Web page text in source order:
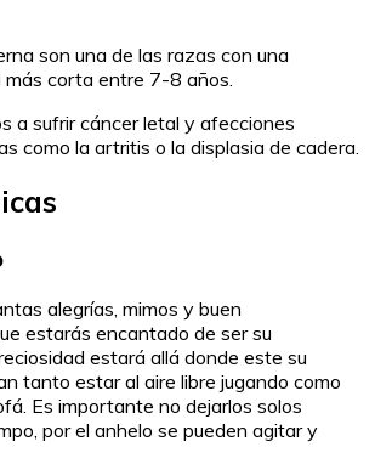
son una de las razas con una
corta entre 7-8 años.
a sufrir cáncer letal y afecciones
como la artritis o la displasia de cadera.
alegrías, mimos y buen
estarás encantado de ser su
estará allá donde este su
tanto estar al aire libre jugando como
Es importante no dejarlos solos
por el anhelo se pueden agitar y